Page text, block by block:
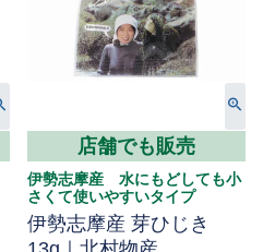
店舗でも販売
伊勢志摩産 水にもどしても小
さくて使いやすいタイプ
伊勢志摩産 芽ひじき